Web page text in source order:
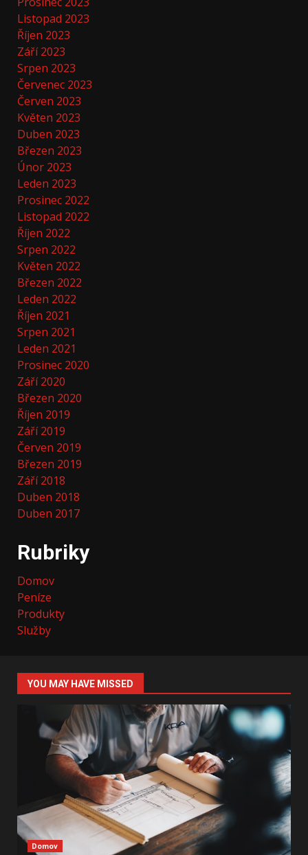
Listopad 2023
Říjen 2023
Září 2023
Srpen 2023
Červenec 2023
Červen 2023
Květen 2023
Duben 2023
Březen 2023
Únor 2023
Leden 2023
Prosinec 2022
Listopad 2022
Říjen 2022
Srpen 2022
Květen 2022
Březen 2022
Leden 2022
Říjen 2021
Srpen 2021
Leden 2021
Prosinec 2020
Září 2020
Březen 2020
Říjen 2019
Září 2019
Červen 2019
Březen 2019
Září 2018
Duben 2018
Duben 2017
Rubriky
Domov
Peníze
Produkty
Služby
YOU MAY HAVE MISSED
Domov